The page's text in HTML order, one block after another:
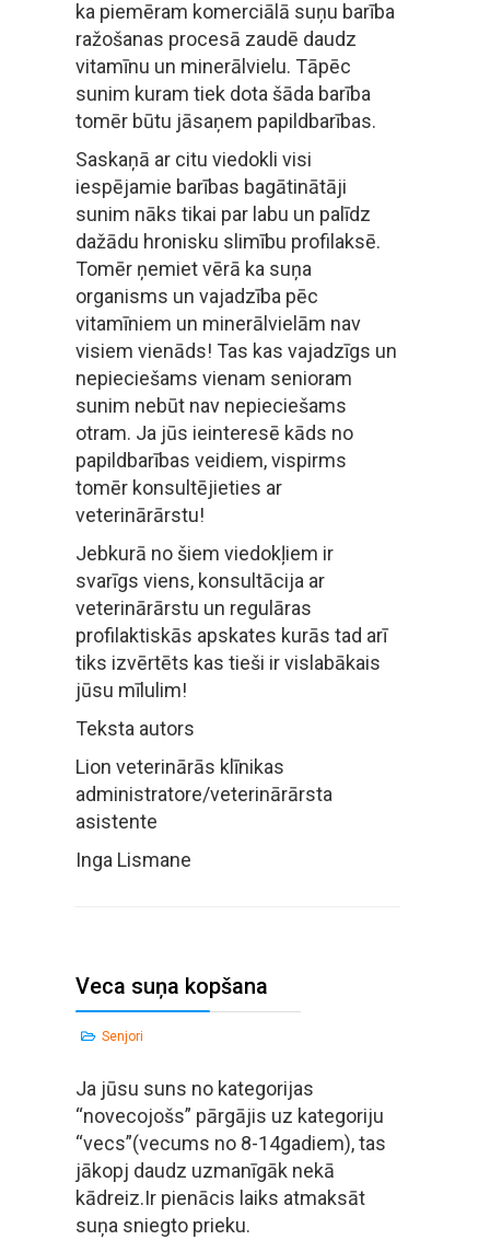
ka piemēram komerciālā suņu barība
ražošanas procesā zaudē daudz
vitamīnu un minerālvielu. Tāpēc
sunim kuram tiek dota šāda barība
tomēr būtu jāsaņem papildbarības.
Saskaņā ar citu viedokli visi
iespējamie barības bagātinātāji
sunim nāks tikai par labu un palīdz
dažādu hronisku slimību profilaksē.
Tomēr ņemiet vērā ka suņa
organisms un vajadzība pēc
vitamīniem un minerālvielām nav
visiem vienāds! Tas kas vajadzīgs un
nepieciešams vienam senioram
sunim nebūt nav nepieciešams
otram. Ja jūs ieinteresē kāds no
papildbarības veidiem, vispirms
tomēr konsultējieties ar
veterinārārstu!
Jebkurā no šiem viedokļiem ir
svarīgs viens, konsultācija ar
veterinārārstu un regulāras
profilaktiskās apskates kurās tad arī
tiks izvērtēts kas tieši ir vislabākais
jūsu mīlulim!
Teksta autors
Lion veterinārās klīnikas
administratore/veterinārārsta
asistente
Inga Lismane
Veca suņa kopšana
Senjori
Ja jūsu suns no kategorijas
“novecojošs” pārgājis uz kategoriju
“vecs”(vecums no 8-14gadiem), tas
jākopj daudz uzmanīgāk nekā
kādreiz.Ir pienācis laiks atmaksāt
suņa sniegto prieku.